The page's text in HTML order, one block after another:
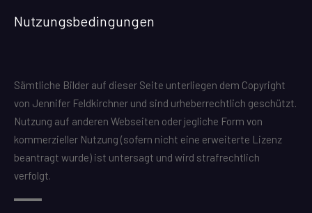
Nutzungsbedingungen
Sämtliche Bilder auf dieser Seite unterliegen dem Copyright
von Jennifer Feldkirchner und sind urheberrechtlich geschützt.
Nutzung auf anderen Webseiten oder jegliche Form von
kommerzieller Nutzung (sofern nicht eine erweiterte Lizenz
beantragt wurde) ist untersagt und wird strafrechtlich
verfolgt.